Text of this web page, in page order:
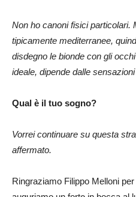
Non ho canoni fisici particolari.
tipicamente mediterranee,
disdegno le bionde con gli
ideale, dipende dalle
Qual è il tuo sogno?
Vorrei continuare su questa
affermato.
Ringraziamo Filippo Melloni